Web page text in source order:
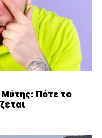
Μύτης: Πότε το